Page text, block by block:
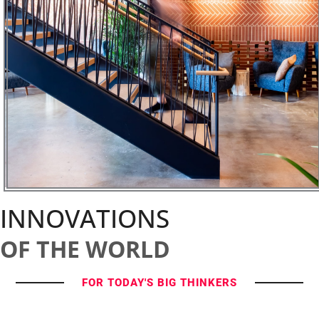
INNOVATIONS
OF THE WORLD
FOR TODAY'S BIG THINKERS